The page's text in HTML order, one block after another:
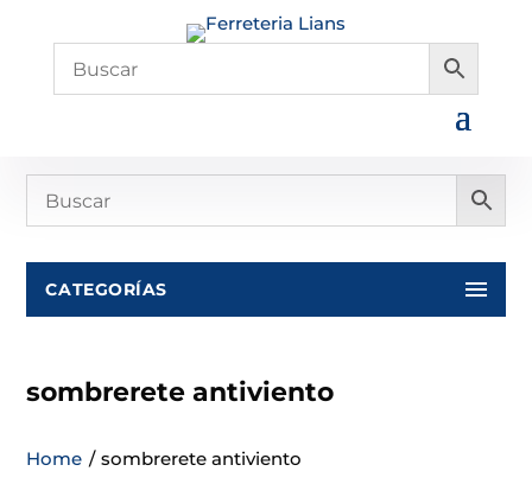
CATEGORÍAS
sombrerete antiviento
Home / sombrerete antiviento